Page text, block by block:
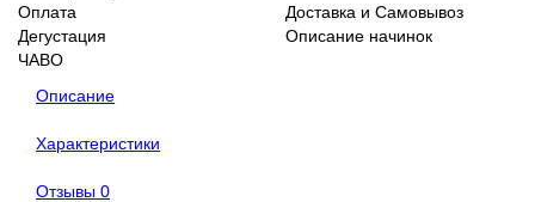
Оплата
Доставка и Самовывоз
Дегустация
Описание начинок
ЧАВО
Описание
Характеристики
Отзывы 0